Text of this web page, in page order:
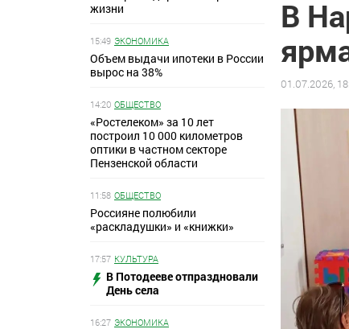
жизни
15:49 ЭКОНОМИКА
Объем выдачи ипотеки в России
вырос на 38%
14:20 ОБЩЕСТВО
«Ростелеком» за 10 лет
построил 10 000 километров
оптики в частном секторе
Пензенской области
11:58 ОБЩЕСТВО
Россияне полюбили
«раскладушки» и «книжки»
17:57 КУЛЬТУРА
В Потодееве отпраздновали
День села
16:27 ЭКОНОМИКА
В
01.07.2026,